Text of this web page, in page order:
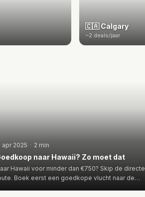
🇨🇦 Calgary
~2 deals/jaar
apr 2025 · 2 min
naar Hawaii? Zo moet dat
Hawaii voor minder dan €750? Skip de directe
Boek eerst een goedkope vlucht naar de